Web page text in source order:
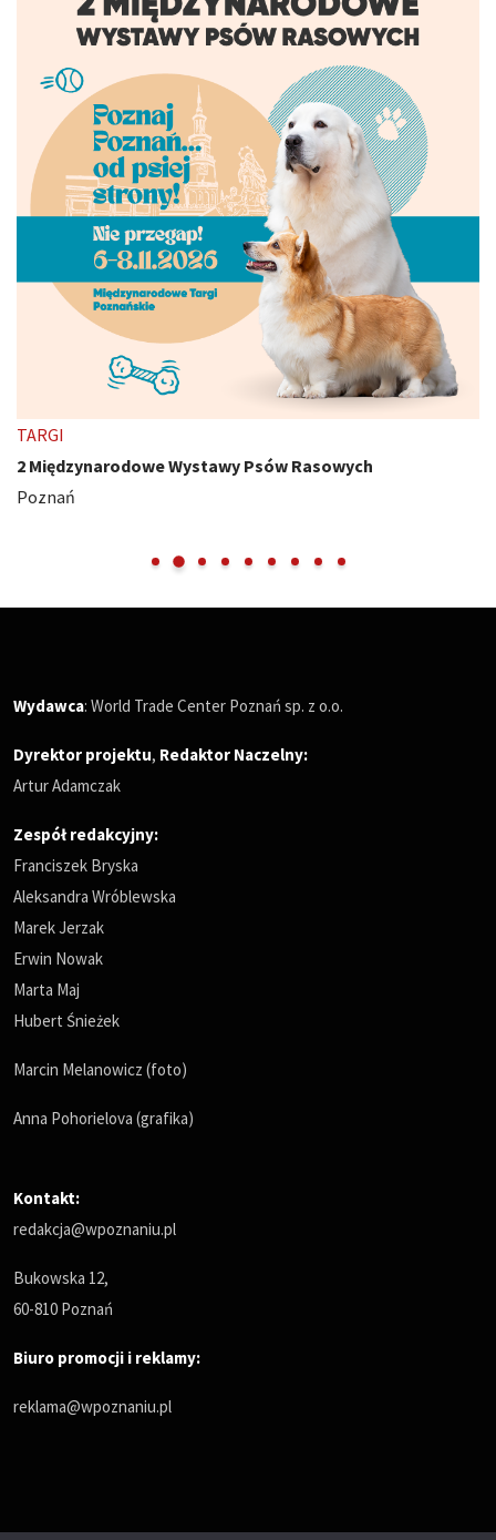
TARGI
2 Międzynarodowe Wystawy Psów Rasowych
Poznań
Wydawca: World Trade Center Poznań sp. z o.o.
Dyrektor projektu, Redaktor Naczelny:
Artur Adamczak
Zespół redakcyjny:
Franciszek Bryska
Aleksandra Wróblewska
Marek Jerzak
Erwin Nowak
Marta Maj
Hubert Śnieżek
Marcin Melanowicz (foto)
Anna Pohorielova (grafika)
Kontakt:
redakcja@wpoznaniu.pl
Bukowska 12,
60-810 Poznań
Biuro promocji i reklamy:
reklama@wpoznaniu.pl